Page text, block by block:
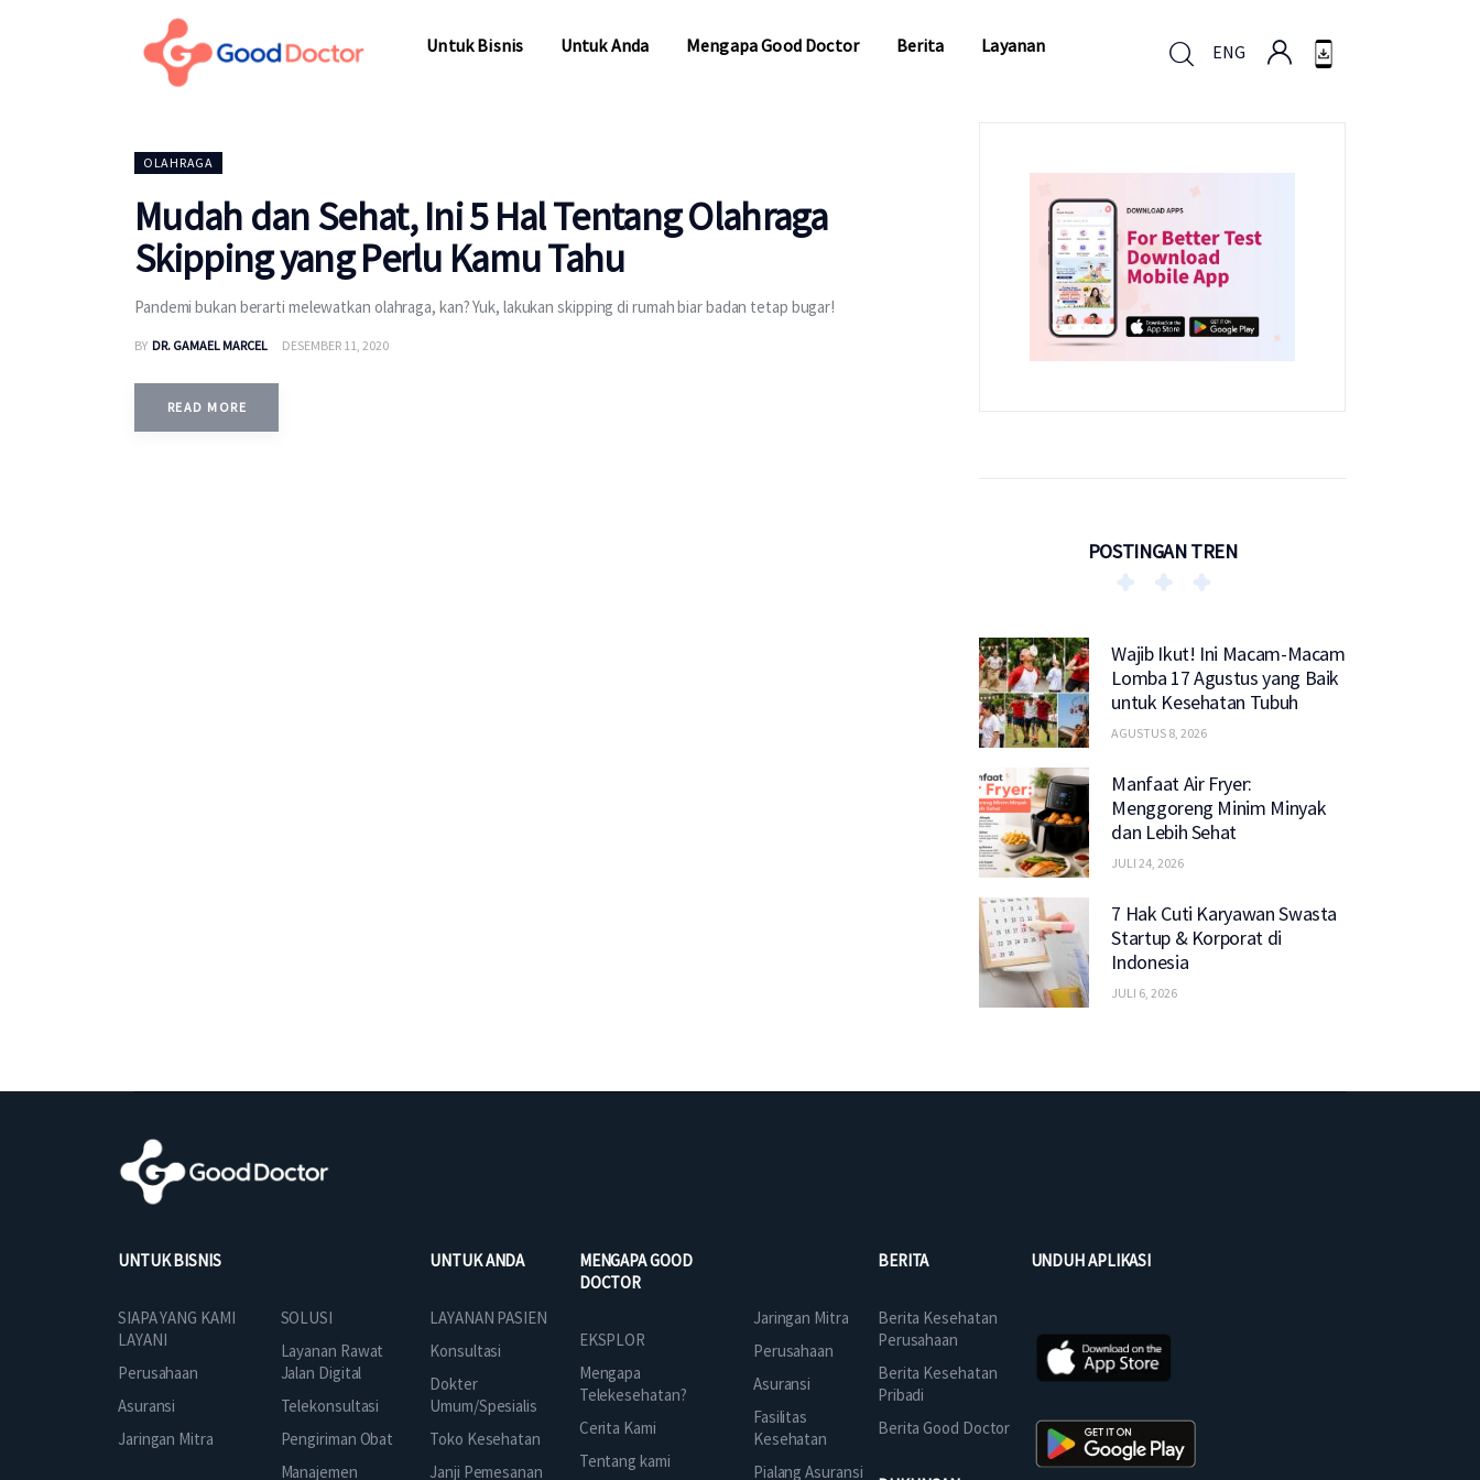
Untuk Bisnis Untuk Anda Mengapa Good Doctor Berita Layanan ENG
OLAHRAGA
Mudah dan Sehat, Ini 5 Hal Tentang Olahraga
Skipping yang Perlu Kamu Tahu
Pandemi bukan berarti melewatkan olahraga, kan? Yuk, lakukan skipping di rumah biar badan tetap bugar!
BY DR. GAMAEL MARCEL DESEMBER 11, 2020
READ MORE
POSTINGAN TREN
Wajib Ikut! Ini Macam-Macam
Lomba 17 Agustus yang Baik
untuk Kesehatan Tubuh
AGUSTUS 8, 2026
Manfaat Air Fryer:
Menggoreng Minim Minyak
dan Lebih Sehat
JULI 24, 2026
7 Hak Cuti Karyawan Swasta
Startup & Korporat di
Indonesia
JULI 6, 2026
UNTUK BISNIS
SIAPA YANG KAMI
LAYANI
Perusahaan
Asuransi
Jaringan Mitra
SOLUSI
Layanan Rawat
Jalan Digital
Telekonsultasi
Pengiriman Obat
Manajemen
UNTUK ANDA
LAYANAN PASIEN
Konsultasi
Dokter
Umum/Spesialis
Toko Kesehatan
Janji Pemesanan
MENGAPA GOOD
DOCTOR
EKSPLOR
Mengapa
Telekesehatan?
Cerita Kami
Tentang kami
Jaringan Mitra
Perusahaan
Asuransi
Fasilitas
Kesehatan
Pialang Asuransi
BERITA
Berita Kesehatan
Perusahaan
Berita Kesehatan
Pribadi
Berita Good Doctor
UNDUH APLIKASI